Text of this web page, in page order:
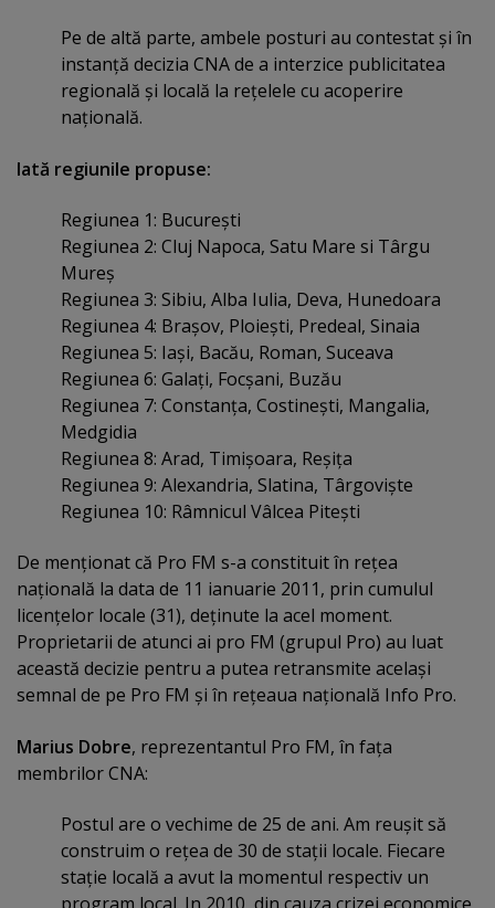
Pe de altă parte, ambele posturi au contestat şi în
instanţă decizia CNA de a interzice publicitatea
regională şi locală la reţelele cu acoperire
naţională.
Iată regiunile propuse:
Regiunea 1: Bucureşti
Regiunea 2: Cluj Napoca, Satu Mare si Târgu
Mureş
Regiunea 3: Sibiu, Alba Iulia, Deva, Hunedoara
Regiunea 4: Braşov, Ploieşti, Predeal, Sinaia
Regiunea 5: Iaşi, Bacău, Roman, Suceava
Regiunea 6: Galaţi, Focşani, Buzău
Regiunea 7: Constanţa, Costineşti, Mangalia,
Medgidia
Regiunea 8: Arad, Timişoara, Reşiţa
Regiunea 9: Alexandria, Slatina, Târgovişte
Regiunea 10: Râmnicul Vâlcea Piteşti
De menţionat că Pro FM s-a constituit în reţea
naţională la data de 11 ianuarie 2011, prin cumulul
licenţelor locale (31), deţinute la acel moment.
Proprietarii de atunci ai pro FM (grupul Pro) au luat
această decizie pentru a putea retransmite acelaşi
semnal de pe Pro FM şi în reţeaua naţională Info Pro.
Marius Dobre, reprezentantul Pro FM, în faţa
membrilor CNA:
Postul are o vechime de 25 de ani. Am reuşit să
construim o reţea de 30 de staţii locale. Fiecare
staţie locală a avut la momentul respectiv un